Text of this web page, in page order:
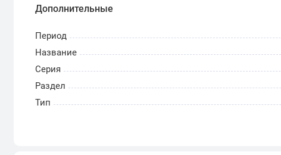
Дополнительные
Период
Название
Серия
Раздел
Тип